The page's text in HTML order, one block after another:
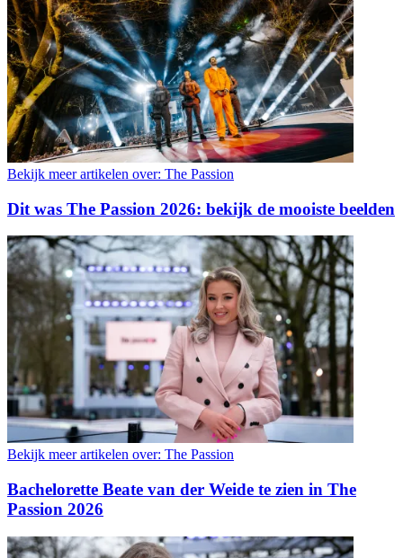
Bekijk meer artikelen over: The Passion
Dit was The Passion 2026: bekijk de mooiste beelden
Bekijk meer artikelen over: The Passion
Bachelorette Beate van der Weide te zien in The
Passion 2026